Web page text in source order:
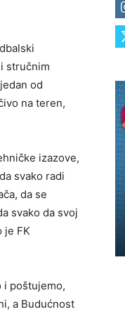
stručnim
od
na teren,
izazove,
svako radi
da se
svako da svoj
je FK
i poštujemo,
a Budućnost